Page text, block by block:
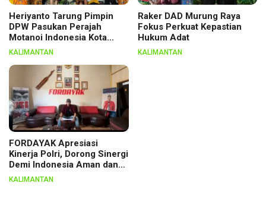
Heriyanto Tarung Pimpin
DPW Pasukan Perajah
Motanoi Indonesia Kota
Palangka Raya, Dikukuhkan
KALIMANTAN
Raker DAD Murung Raya
Fokus Perkuat Kepastian
Hukum Adat
KALIMANTAN
FORDAYAK Apresiasi
Kinerja Polri, Dorong Sinergi
Demi Indonesia Aman dan
Berkeadilan
KALIMANTAN